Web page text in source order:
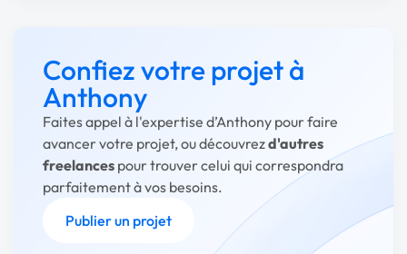
Confiez votre projet à
Anthony
Faites appel à l'expertise d’Anthony pour faire
avancer votre projet, ou découvrezd'autres
freelances pour trouver celui qui correspondra
parfaitement à vos besoins.
Publier un projet